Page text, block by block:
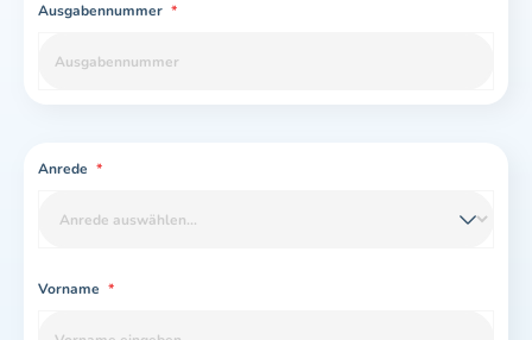
Ausgabennummer *
Anrede *
Vorname *